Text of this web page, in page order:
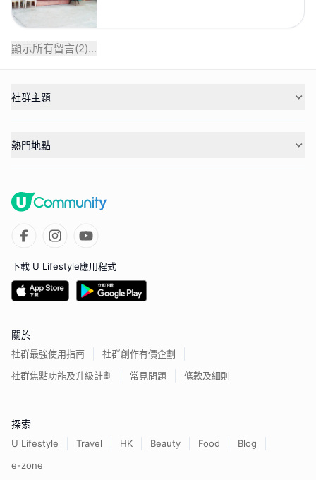
顯示所有留言(2)...
社群主題
熱門地點
下載 U Lifestyle應用程式
關於
社群最強使用指南
社群創作有價企劃
社群焦點功能及升級計劃
常見問題 條款及細則
探索
U Lifestyle Travel HK Beauty Food
Blog
e-zone